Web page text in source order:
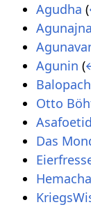
Agudha (
Agunajna
Agunin (
Otto
Das